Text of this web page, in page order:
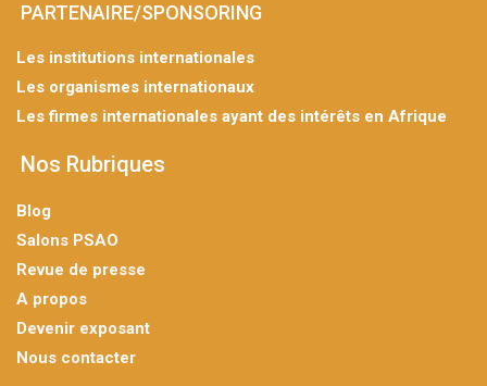
PARTENAIRE/SPONSORING
Les institutions internationales
Les organismes internationaux
Les firmes internationales ayant des intérêts en Afrique
Nos Rubriques
Blog
Salons PSAO
Revue de presse
A propos
Devenir exposant
Nous contacter